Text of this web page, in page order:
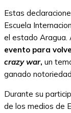
Estas
Escuela
el estado Aragua.
evento para
crazy war, un
ganado
Durante su
de los medios de